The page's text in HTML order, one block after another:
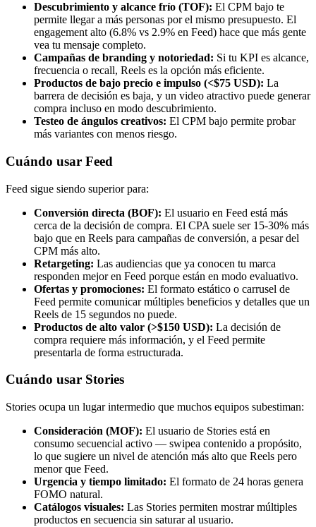
Descubrimiento y alcance frío (TOF): El CPM bajo te
permite llegar a más personas por el mismo presupuesto. El
engagement alto (6.8% vs 2.9% en Feed) hace que más gente
vea tu mensaje completo.
Campañas de branding y notoriedad: Si tu KPI es alcance,
frecuencia o recall, Reels es la opción más eficiente.
Productos de bajo precio e impulso (<$75 USD): La
barrera de decisión es baja, y un video atractivo puede generar
compra incluso en modo descubrimiento.
Testeo de ángulos creativos: El CPM bajo permite probar
más variantes con menos riesgo.
Cuándo usar Feed
Feed sigue siendo superior para:
Conversión directa (BOF): El usuario en Feed está más
cerca de la decisión de compra. El CPA suele ser 15-30% más
bajo que en Reels para campañas de conversión, a pesar del
CPM más alto.
Retargeting: Las audiencias que ya conocen tu marca
responden mejor en Feed porque están en modo evaluativo.
Ofertas y promociones: El formato estático o carrusel de
Feed permite comunicar múltiples beneficios y detalles que un
Reels de 15 segundos no puede.
Productos de alto valor (>$150 USD): La decisión de
compra requiere más información, y el Feed permite
presentarla de forma estructurada.
Cuándo usar Stories
Stories ocupa un lugar intermedio que muchos equipos subestiman:
Consideración (MOF): El usuario de Stories está en
consumo secuencial activo — swipea contenido a propósito,
lo que sugiere un nivel de atención más alto que Reels pero
menor que Feed.
Urgencia y tiempo limitado: El formato de 24 horas genera
FOMO natural.
Catálogos visuales: Las Stories permiten mostrar múltiples
productos en secuencia sin saturar al usuario.